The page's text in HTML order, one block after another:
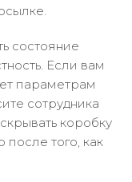
состояние
Если вам
параметрам
сотрудника
коробку
после того, как